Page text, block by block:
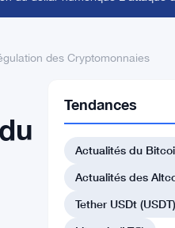
des Cryptomonnaies
Tendances
Actualités du
Actualités des
Tether USDt (USDT)